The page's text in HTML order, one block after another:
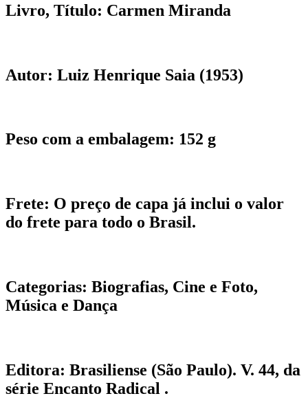
Livro, Título: Carmen Miranda
Autor: Luiz Henrique Saia (1953)
Peso com a embalagem: 152 g
Frete: O preço de capa já inclui o valor
do frete para todo o Brasil.
Categorias: Biografias, Cine e Foto,
Música e Dança
Editora: Brasiliense (São Paulo). V. 44, da
série Encanto Radical .